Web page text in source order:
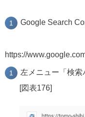
Google Search
https://
左メニュー「検
[図表176]